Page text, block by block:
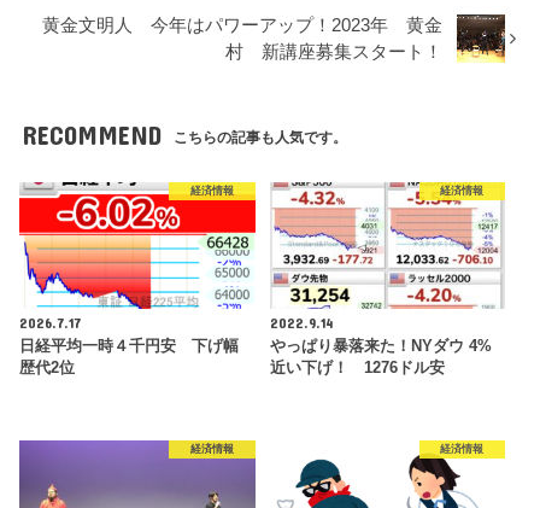
黄金文明人 今年はパワーアップ！2023年 黄金
村 新講座募集スタート！
RECOMMEND こちらの記事も人気です。
経済情報
2026.7.17
日経平均一時４千円安 下げ幅
歴代2位
経済情報
2022.9.14
やっぱり暴落来た！NYダウ 4%
近い下げ！ 1276ドル安
経済情報 経済情報